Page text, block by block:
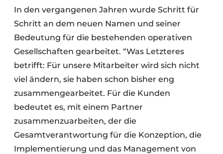
In den vergangenen Jahren wurde Schritt für
Schritt an dem neuen Namen und seiner
Bedeutung für die bestehenden operativen
Gesellschaften gearbeitet. “Was Letzteres
betrifft: Für unsere Mitarbeiter wird sich nicht
viel ändern, sie haben schon bisher eng
zusammengearbeitet. Für die Kunden
bedeutet es, mit einem Partner
zusammenzuarbeiten, der die
Gesamtverantwortung für die Konzeption, die
Implementierung und das Management von